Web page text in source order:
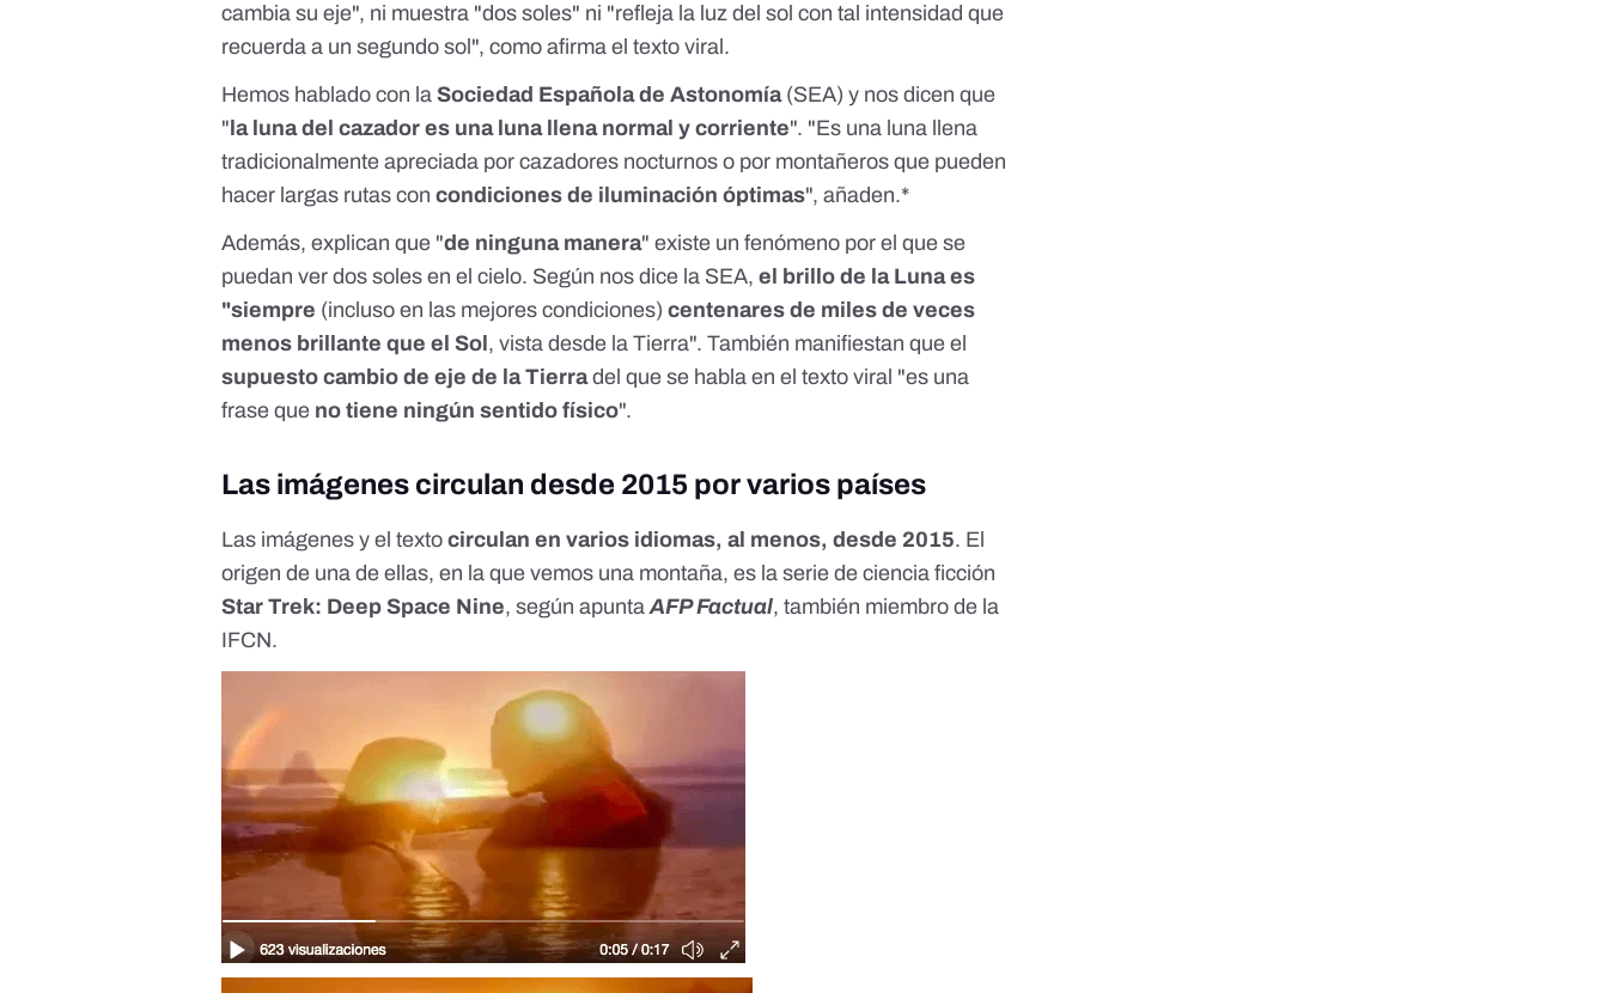
cambia su eje", ni muestra "dos soles" ni "refleja la luz del sol con tal intensidad que
recuerda a un segundo sol", como afirma el texto viral.
Hemos hablado con laSociedad Española de Astonomía(SEA) y nos dicen que
" la luna del cazador es una luna llena normal y corriente". "Es una luna llena
tradicionalmente apreciada por cazadores nocturnos o por montañeros que pueden
hacer largas rutas concondiciones de iluminación óptimas", añaden.*
Además, explican que "de ninguna manera" existe un fenómeno por el que se
puedan ver dos soles en el cielo. Según nos dice la SEA,el brillo de la Luna es
"siempre (incluso en las mejores condiciones)centenares de miles de veces
menos brillante que el Sol , vista desde la Tierra". También manifiestan que el
supuesto cambio de eje de la Tierradel que se habla en el texto viral "es una
frase que no tiene ningún sentido físico".
Las imágenes circulan desde 2015 por varios países
Las imágenes y el textocirculan en varios idiomas, al menos, desde 2015. El
origen de una de ellas, en la que vemos una montaña, es la serie de ciencia ficción
Star Trek: Deep Space Nine, segúnapunta AFP Factual, también miembro de la
IFCN.